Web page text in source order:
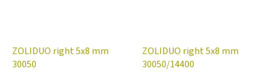
ZOLIDUO right 5x8 mm
30050
ZOLIDUO right 5x8 mm
30050/14400